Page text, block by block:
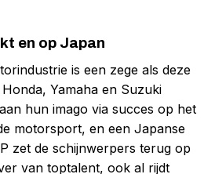
en op Japan
is een zege als deze
Yamaha en Suzuki
hun imago via succes op het
motorsport, en een Japanse
zet de schijnwerpers terug op
van toptalent, ook al rijdt